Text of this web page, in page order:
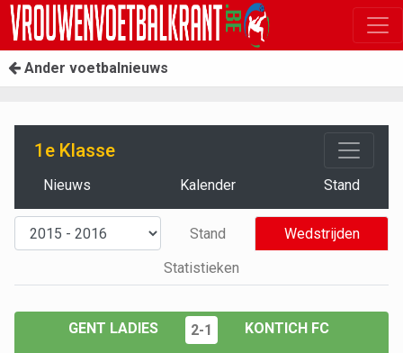
Ander voetbalnieuws
1e Klasse
Nieuws Kalender Stand
Stand
Wedstrijden
Statistieken
GENT LADIES 2-1 KONTICH FC